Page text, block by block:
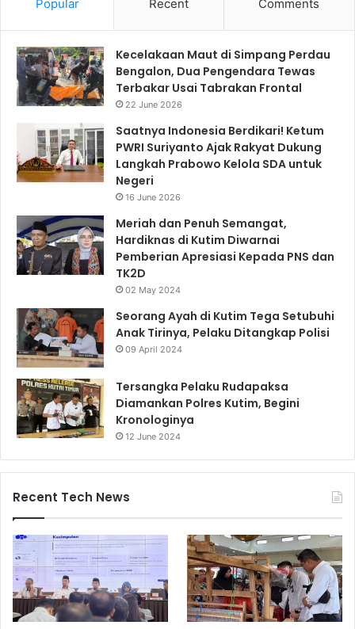
Popular Recent Comments
Kecelakaan Maut di Simpang Perdau
Bengalon, Dua Pengendara Tewas
Terbakar Usai Tabrakan Frontal
22 June 2026
Saatnya Indonesia Berdikari! Ketum
PWRI Suriyanto Ajak Rakyat Dukung
Langkah Prabowo Kelola SDA untuk
Negeri
16 June 2026
Meriah dan Penuh Semangat,
Hardiknas di Kutim Diwarnai
Pemberian Apresiasi Kepada PNS dan
TK2D
02 May 2024
Seorang Ayah di Kutim Tega Setubuhi
Anak Tirinya, Pelaku Ditangkap Polisi
09 April 2024
Tersangka Pelaku Rudapaksa
Diamankan Polres Kutim, Begini
Kronologinya
12 June 2024
Recent Tech News